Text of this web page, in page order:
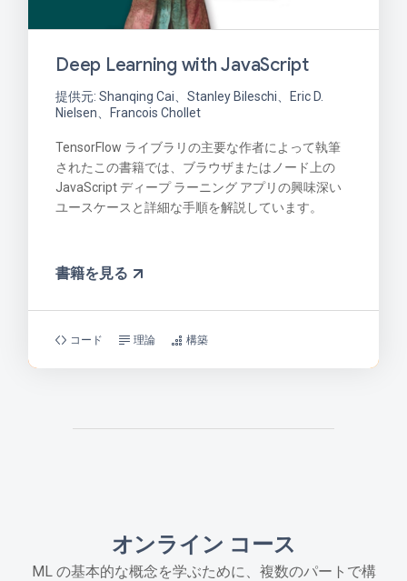
Deep Learning with JavaScript
提供元: Shanqing Cai、Stanley Bileschi、Eric D.
Nielsen、Francois Chollet
TensorFlow ライブラリの主要な作者によって執筆
されたこの書籍では、ブラウザまたはノード上の
JavaScript ディープ ラーニング アプリの興味深い
ユースケースと詳細な手順を解説しています。
書籍を見る
コード 理論 構築
オンライン コース
ML の基本的な概念を学ぶために、複数のパートで構